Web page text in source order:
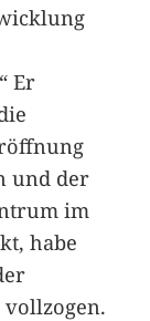
Er
und der
im
habe